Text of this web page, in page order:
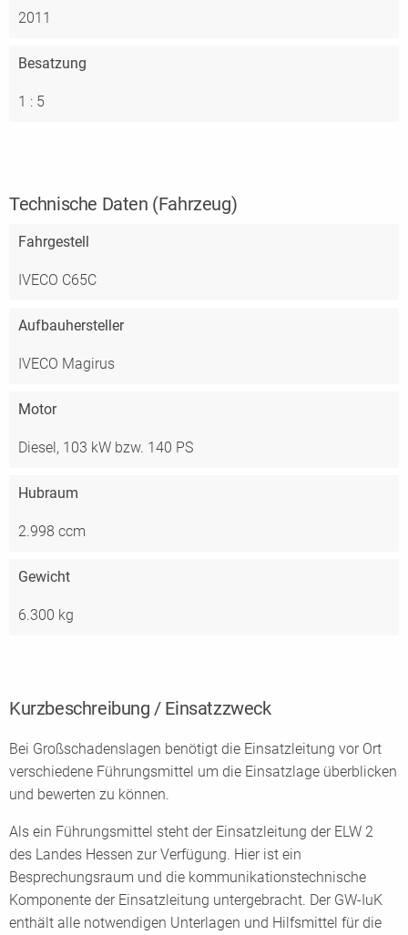
2011
Besatzung
1 : 5
Technische Daten (Fahrzeug)
Fahrgestell
IVECO C65C
Aufbauhersteller
IVECO Magirus
Motor
Diesel, 103 kW bzw. 140 PS
Hubraum
2.998 ccm
Gewicht
6.300 kg
Kurzbeschreibung / Einsatzzweck
Bei Großschadenslagen benötigt die Einsatzleitung vor Ort
verschiedene Führungsmittel um die Einsatzlage überblicken
und bewerten zu können.
Als ein Führungsmittel steht der Einsatzleitung der ELW 2
des Landes Hessen zur Verfügung. Hier ist ein
Besprechungsraum und die kommunikationstechnische
Komponente der Einsatzleitung untergebracht. Der GW-IuK
enthält alle notwendigen Unterlagen und Hilfsmittel für die